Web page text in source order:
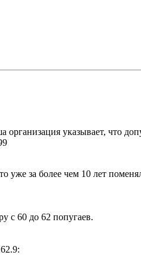
указывает, что
за более чем 10 лет
с 60 до 62 попугаев.